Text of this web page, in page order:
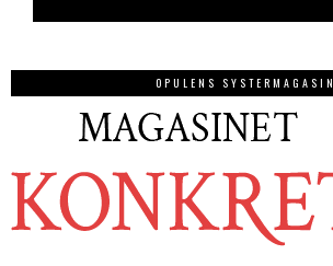
OPULENS SYSTERMAGASIN